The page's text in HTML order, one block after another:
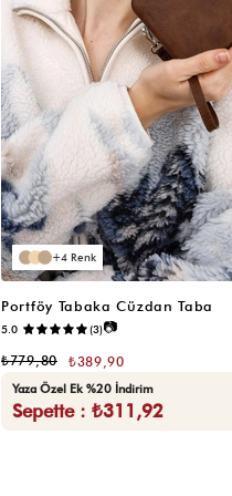
4
Portföy Tabaka Cüzdan Taba
5.0 (3)📷
₺389,90
₺779,80
Yaza Özel Ek %20 İndirim
Sepette : ₺311,92